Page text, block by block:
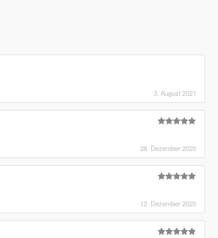
3. August 2021
28. Dezember 2020
12. Dezember 2020